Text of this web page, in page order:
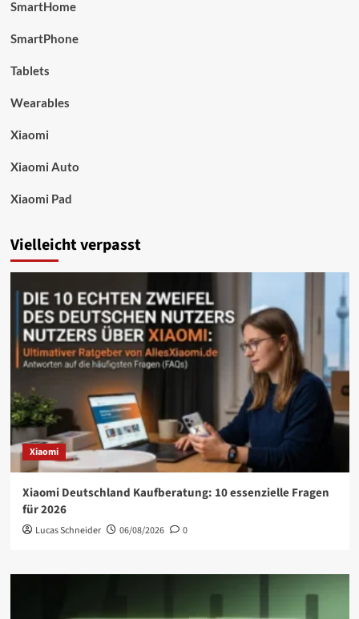
SmartHome
SmartPhone
Tablets
Wearables
Xiaomi
Xiaomi Auto
Xiaomi Pad
Vielleicht verpasst
Xiaomi
Xiaomi Deutschland Kaufberatung: 10 essenzielle Fragen
für 2026
Lucas Schneider 06/08/2026 0